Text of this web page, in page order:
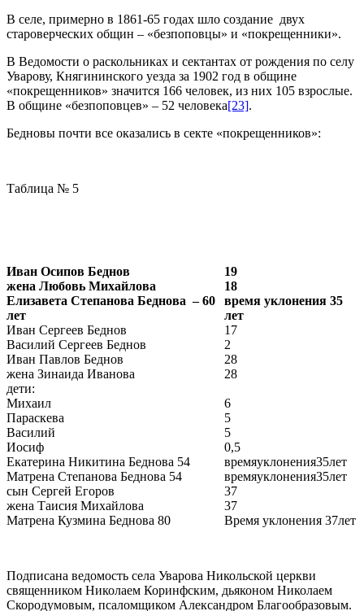
В селе, примерно в 1861-65 годах шло создание двух
староверческих общин – «безпоповцы» и «покрещенники».
В Ведомости о раскольниках и сектантах от рождения по селу
Уварову, Княгининского уезда за 1902 год в общине
«покрещенников» значится 166 человек, из них 105 взрослые.
В общине «безпоповцев» – 52 человека[23].
Бедновы почти все оказались в секте «покрещенников»:
Таблица № 5
Иван Осипов Беднов
19
жена Любовь Михайлова
18
Елизавета Степанова Беднова – 60
лет
время уклонения 35
лет
Иван Сергеев Беднов
17
Василий Сергеев Беднов
2
Иван Павлов Беднов
28
жена Зинаида Иванова
28
дети:
Михаил
6
Параскева
5
Василий
5
Иосиф
0,5
Екатерина Никитина Беднова 54
времяуклонения35лет
Матрена Степанова Беднова 54
времяуклонения35лет
сын Сергей Егоров
37
жена Таисия Михайлова
37
Матрена Кузмина Беднова 80
Время уклонения 37лет
Подписана ведомость села Уварова Никольской церкви
священником Николаем Коринфским, дьяконом Николаем
Скородумовым, псаломщиком Александром Благообразовым.